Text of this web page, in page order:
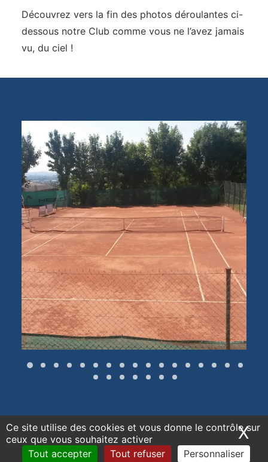
Ce site utilise des cookies et vous donne le contrôle sur
ceux que vous souhaitez activer
Tout accepter
Tout refuser Personnaliser
X
Découvrez vers la fin des photos déroulantes ci-
dessous notre Club comme vous ne l’avez jamais
vu, du ciel !
© 2025 Tennis La Source. | Tous droits réservés.